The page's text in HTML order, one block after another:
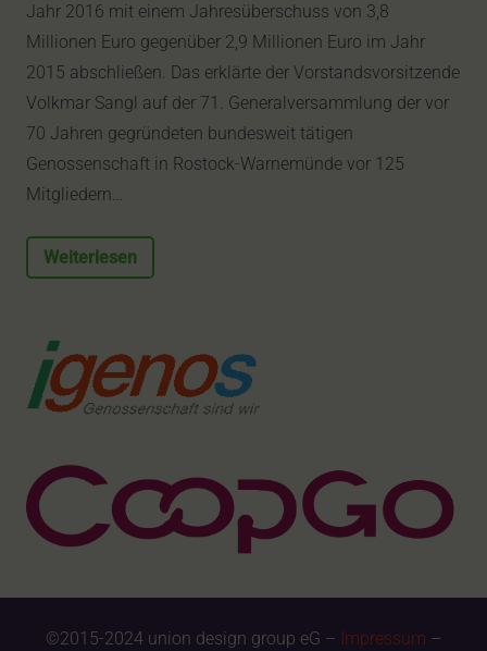
Jahr 2016 mit einem Jahresüberschuss von 3,8
Millionen Euro gegenüber 2,9 Millionen Euro im Jahr
2015 abschließen. Das erklärte der Vorstandsvorsitzende
Volkmar Sangl auf der 71. Generalversammlung der vor
70 Jahren gegründeten bundesweit tätigen
Genossenschaft in Rostock-Warnemünde vor 125
Mitgliedern…
Weiterlesen
©2015-2024 union design group eG – Impressum –